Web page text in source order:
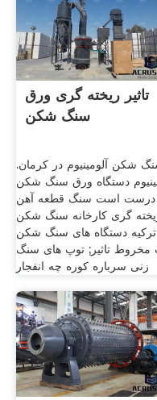
تاثیر ریخته گری ورق
سنگ شکن
شکن آلومینیوم در کرمان.
دستگاه ورق سنگ شکن
درست است سنگ قطعه آهن
گری کارخانه سنگ شکن
دستگاه های سنگ شکن
مخروط تاثیر; توپ های سنگ
زنی سرباره کوره چه انفجار